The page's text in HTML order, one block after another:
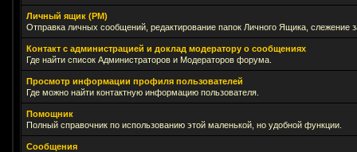
Личный ящик (PM)
Отправка личных сообщений, редактирование папок Личного Ящика,
Контакт с администрацией и доклад модератору о сообщениях
Где найти список Администраторов и Модераторов форума.
Просмотр информации профиля пользователей
Где можно найти контактную информацию пользователя.
Помощник
Полный справочник по использованию этой маленькой, но удобной функции.
Сообщения